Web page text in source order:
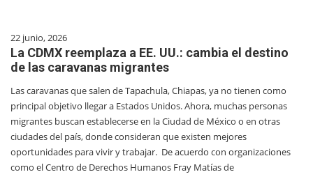
22 junio, 2026
La CDMX reemplaza a EE. UU.: cambia el destino
de las caravanas migrantes
Las caravanas que salen de Tapachula, Chiapas, ya no tienen como
principal objetivo llegar a Estados Unidos. Ahora, muchas personas
migrantes buscan establecerse en la Ciudad de México o en otras
ciudades del país, donde consideran que existen mejores
oportunidades para vivir y trabajar. De acuerdo con organizaciones
como el Centro de Derechos Humanos Fray Matías de